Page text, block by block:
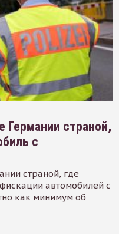
Германии страной,
с
страной, где
автомобилей с
как минимум об